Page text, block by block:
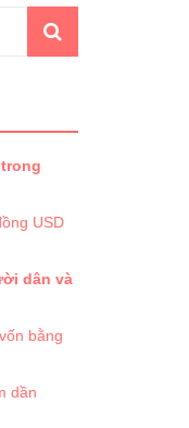
USD
dân và
bằng
dần